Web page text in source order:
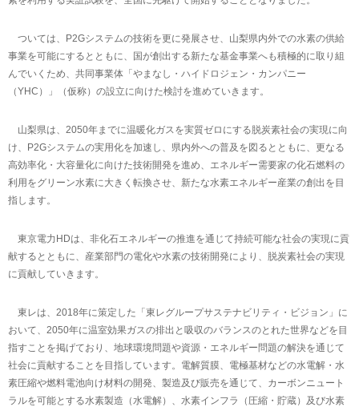
ついては、P2Gシステムの技術を更に発展させ、山梨県内外での水素の供給
事業を可能にするとともに、国が創出する新たな基金事業へも積極的に取り組
んでいくため、共同事業体「やまなし・ハイドロジェン・カンパニー
（YHC）」（仮称）の設立に向けた検討を進めていきます。
山梨県は、2050年までに温暖化ガスを実質ゼロにする脱炭素社会の実現に向
け、P2Gシステムの実用化を加速し、県内外への普及を図るとともに、更なる
高効率化・大容量化に向けた技術開発を進め、エネルギー需要家の化石燃料の
利用をグリーン水素に大きく転換させ、新たな水素エネルギー産業の創出を目
指します。
東京電力HDは、非化石エネルギーの推進を通じて持続可能な社会の実現に貢
献するとともに、産業部門の電化や水素の技術開発により、脱炭素社会の実現
に貢献していきます。
東レは、2018年に策定した「東レグループサステナビリティ・ビジョン」に
おいて、2050年に温室効果ガスの排出と吸収のバランスのとれた世界などを目
指すことを掲げており、地球環境問題や資源・エネルギー問題の解決を通じて
社会に貢献することを目指しています。電解質膜、電極基材などの水電解・水
素圧縮や燃料電池向け材料の開発、製造及び販売を通じて、カーボンニュート
ラルを可能とする水素製造（水電解）、水素インフラ（圧縮・貯蔵）及び水素